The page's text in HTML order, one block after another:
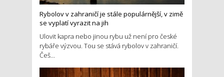
Rybolov v zahraničí je stále populárnější, v zimě
se vyplatí vyrazit na jih
Ulovit kapra nebo jinou rybu už není pro české
rybáře výzvou. Tou se stává rybolov v zahraničí.
Češ...